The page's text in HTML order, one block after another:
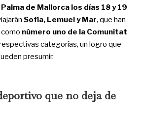
Palma de Mallorca los días 18 y 19
Sofía, Lemuel y Mar, que han
número uno de la Comunitat
categorías, un logro que
presumir.
que no deja de